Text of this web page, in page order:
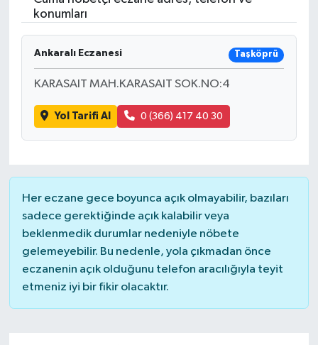
konumları
Ankaralı Eczanesi Taşköprü
KARASAIT MAH.KARASAIT SOK.NO:4
Yol Tarifi Al 0 (366) 417 40 30
Her eczane gece boyunca açık olmayabilir, bazıları
sadece gerektiğinde açık kalabilir veya
beklenmedik durumlar nedeniyle nöbete
gelemeyebilir. Bu nedenle, yola çıkmadan önce
eczanenin açık olduğunu telefon aracılığıyla teyit
etmeniz iyi bir fikir olacaktır.